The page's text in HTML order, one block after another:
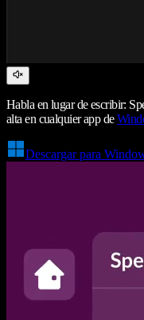
Habla en lugar de escribir:
alta en cualquier app de
Descargar para